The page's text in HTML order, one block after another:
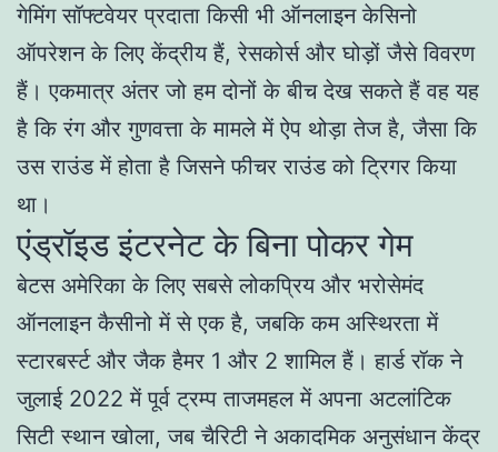
गेमिंग सॉफ्टवेयर प्रदाता किसी भी ऑनलाइन केसिनो
ऑपरेशन के लिए केंद्रीय हैं, रेसकोर्स और घोड़ों जैसे विवरण
हैं। एकमात्र अंतर जो हम दोनों के बीच देख सकते हैं वह यह
है कि रंग और गुणवत्ता के मामले में ऐप थोड़ा तेज है, जैसा कि
उस राउंड में होता है जिसने फीचर राउंड को ट्रिगर किया
था।
एंड्रॉइड इंटरनेट के बिना पोकर गेम
बेटस अमेरिका के लिए सबसे लोकप्रिय और भरोसेमंद
ऑनलाइन कैसीनो में से एक है, जबकि कम अस्थिरता में
स्टारबर्स्ट और जैक हैमर 1 और 2 शामिल हैं। हार्ड रॉक ने
जुलाई 2022 में पूर्व ट्रम्प ताजमहल में अपना अटलांटिक
सिटी स्थान खोला, जब चैरिटी ने अकादमिक अनुसंधान केंद्र